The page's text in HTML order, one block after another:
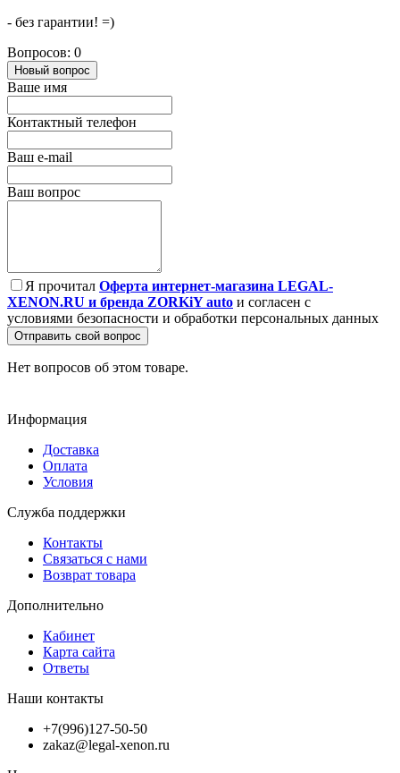
- без гарантии! =)
Вопросов: 0
Новый вопрос
Ваше имя
Контактный телефон
Ваш e-mail
Ваш вопрос
Я прочитал Оферта интернет-магазина LEGAL-
XENON.RU и бренда ZORKiY auto и согласен с
условиями безопасности и обработки персональных данных
Отправить свой вопрос
Нет вопросов об этом товаре.
Информация
Доставка
Оплата
Условия
Служба поддержки
Контакты
Связаться с нами
Возврат товара
Дополнительно
Кабинет
Карта сайта
Ответы
Наши контакты
+7(996)127-50-50
zakaz@legal-xenon.ru